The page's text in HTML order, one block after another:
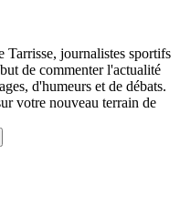
Tarrisse, journalistes sportifs
de commenter l'actualité
d'humeurs et de débats.
votre nouveau terrain de